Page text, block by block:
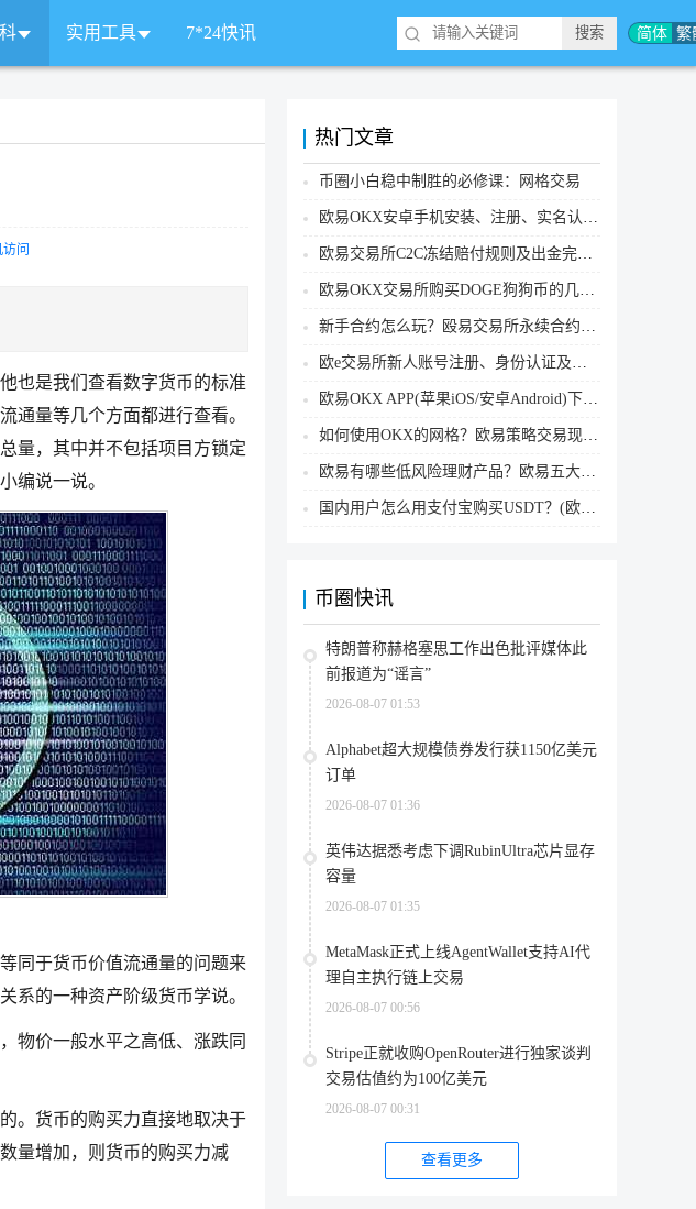
简体 繁
实用工具 7*24快讯
问
也是我们查看数字货币的标准
通量等几个方面都进行查看。
量，其中并不包括项目方锁定
编说一说。
同于货币价值流通量的问题来
系的一种资产阶级货币学说。
物价一般水平之高低、涨跌同
。货币的购买力直接地取决于
量增加，则货币的购买力减
热门文章
币圈小白稳中制胜的必修课：网格交易
欧易OKX安卓手机安装、注册、实名认证、买币转账新手实操教程
欧易交易所C2C冻结赔付规则及出金完整流程
欧易OKX交易所购买DOGE狗狗币的几个方式汇总
新手合约怎么玩？殴易交易所永续合约操作步骤教程(APP/Web端)
欧e交易所新人账号注册、身份认证及安全设置教程
欧易OKX APP(苹果iOS/安卓Android)下载图文教程
如何使用OKX的网格？欧易策略交易现货网格新手操作流程
欧易有哪些低风险理财产品？欧易五大低风险理财产品详细介绍
国内用户怎么用支付宝购买USDT？(欧易交易所为例)
币圈快讯
特朗普称赫格塞思工作出色批评媒体此
前报道为“谣言”
2026-08-07 01:53
Alphabet超大规模债券发行获1150亿美元
订单
2026-08-07 01:36
英伟达据悉考虑下调RubinUltra芯片显存
容量
2026-08-07 01:35
MetaMask正式上线AgentWallet支持AI代
理自主执行链上交易
2026-08-07 00:56
Stripe正就收购OpenRouter进行独家谈判
交易估值约为100亿美元
2026-08-07 00:31
查看更多